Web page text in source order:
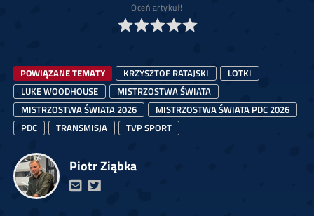
Oceń artykuł!
POWIĄZANE TEMATY KRZYSZTOF RATAJSKI
LOTKI
LUKE WOODHOUSE
MISTRZOSTWA ŚWIATA
MISTRZOSTWA ŚWIATA 2026
MISTRZOSTWA ŚWIATA PDC 2026
PDC
TRANSMISJA TVP SPORT
Piotr Ziąbka